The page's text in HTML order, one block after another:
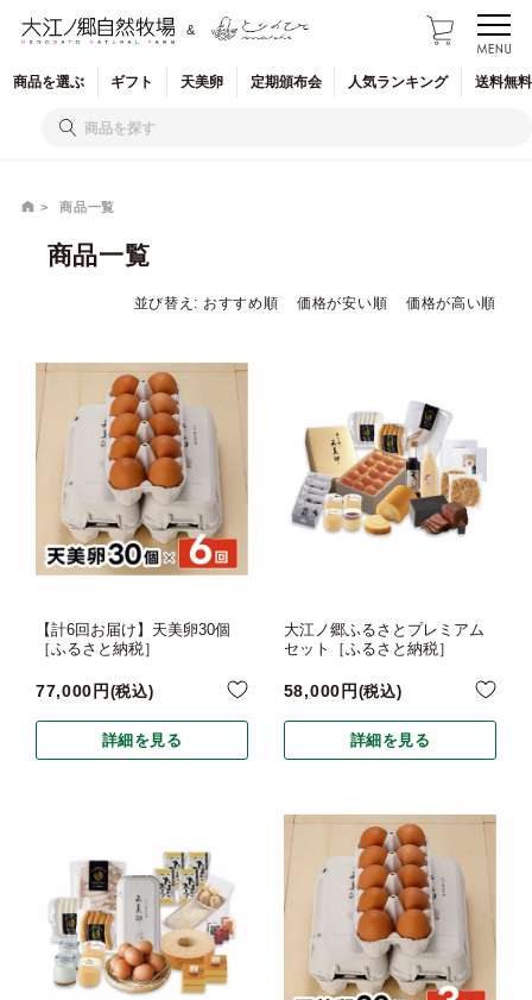
&
商品を選ぶ ギフト 天美卵 定期頒布会 人気ランキング 送料無
商品一覧
商品一覧
並び替え おすすめ順 価格が安い順 価格が高い順
【計6回お届け】天美卵30個
［ふるさと納税］
77,000 税込
詳細を見る
大江ノ郷ふるさとプレミアム
セット［ふるさと納税］
58,000 税込
詳細を見る